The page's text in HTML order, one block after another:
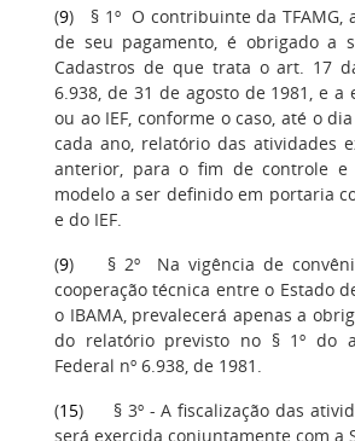
(9) § 1º O contribuinte da TFAMG,
de seu pagamento, é obrigado a
Cadastros de que trata o art. 17
6.938, de 31 de agosto de 1981, e a
ou ao IEF, conforme o caso, até o
cada ano, relatório das atividades
anterior, para o fim de controle e
modelo a ser definido em portaria
e do IEF.
(9) § 2º Na vigência de
cooperação técnica entre o Estado
o IBAMA, prevalecerá apenas a
do relatório previsto no § 1º do
Federal nº 6.938, de 1981.
(15) § 3º - A fiscalização das
será exercida conjuntamente com a